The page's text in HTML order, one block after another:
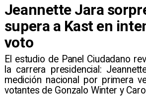
Jeannette Jara
supera a Kast en
voto
El estudio de Panel Ciudadano
la carrera presidencial:
medición nacional por primera
votantes de Gonzalo Winter y